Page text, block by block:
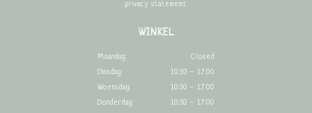
privacy statememt
WINKEL
Maandag:
Closed
Dinsdag:
10:30 - 17:00
Woensdag:
10:30 - 17:00
Donderdag:
10:30 - 17:00